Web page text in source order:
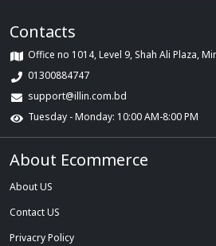
Contacts
Office no 1014, Level 9, Shah Ali Plaza,
01300884747
support@illin.com.bd
Tuesday - Monday: 10:00 AM-8:00 PM
About Ecommerce
About US
Contact US
Privacry Policy